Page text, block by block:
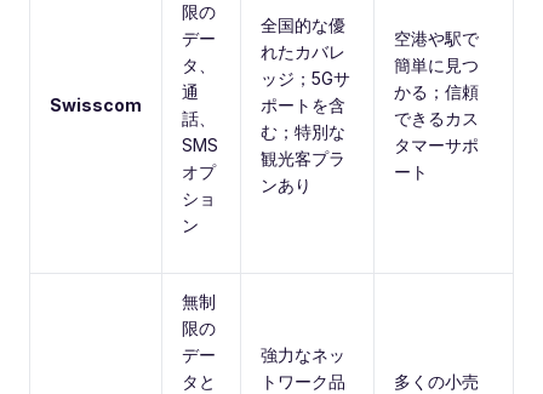
Swisscom
限の
デー
タ、
通
話、
SMS
オプ
ショ
ン
全国的な優
れたカバレ
ッジ；5Gサ
ポートを含
む；特別な
観光客プラ
ンあり
空港や駅で
簡単に見つ
かる；信頼
できるカス
タマーサポ
ート
無制
限の
デー
タと
強力なネッ
トワーク品
多くの小売